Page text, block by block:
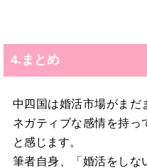
4.まとめ
中四国は婚活市場がまだ
ネガティブな感情を持っ
と感じます。
筆者自身、「婚活をしな